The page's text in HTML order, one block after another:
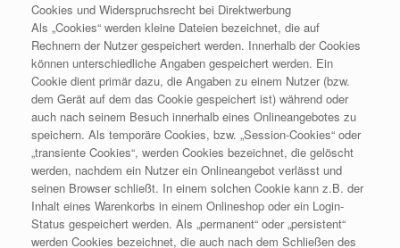
Cookies und Widerspruchsrecht bei Direktwerbung
Als „Cookies“ werden kleine Dateien bezeichnet, die auf
Rechnern der Nutzer gespeichert werden. Innerhalb der Cookies
können unterschiedliche Angaben gespeichert werden. Ein
Cookie dient primär dazu, die Angaben zu einem Nutzer (bzw.
dem Gerät auf dem das Cookie gespeichert ist) während oder
auch nach seinem Besuch innerhalb eines Onlineangebotes zu
speichern. Als temporäre Cookies, bzw. „Session-Cookies“ oder
„transiente Cookies“, werden Cookies bezeichnet, die gelöscht
werden, nachdem ein Nutzer ein Onlineangebot verlässt und
seinen Browser schließt. In einem solchen Cookie kann z.B. der
Inhalt eines Warenkorbs in einem Onlineshop oder ein Login-
Status gespeichert werden. Als „permanent“ oder „persistent“
werden Cookies bezeichnet, die auch nach dem Schließen des